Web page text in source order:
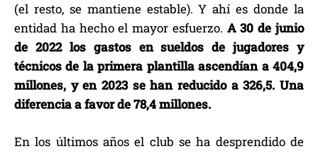
(el resto, se mantiene estable). Y ahí es donde la
entidad ha hecho el mayor esfuerzo. A 30 de junio
de 2022 los gastos en sueldos de jugadores y
técnicos de la primera plantilla ascendían a 404,9
millones, y en 2023 se han reducido a 326,5. Una
diferencia a favor de 78,4 millones.
En los últimos años el club se ha desprendido de